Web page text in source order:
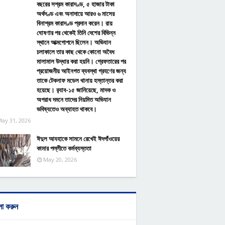
বছরের সশ্রম কারাদণ্ড, ৫ হাজার টাকা
অর্থদণ্ড এবং অনাদায়ে আরও ৬ মাসের
বিনাশ্রম কারাদণ্ড প্রদান করেন। রায়
ঘোষণার পর থেকেই তিনি দেশের বিভিন্ন
স্থানে আত্মগোপনে ছিলেন। অভিযান
চলাকালে তার কাছ থেকে কোনো অবৈধ
মালামাল উদ্ধার করা হয়নি। গ্রেফতারের পর
প্রয়োজনীয় আইনগত ব্যবস্থা গ্রহণের জন্য
তাকে টেকনাফ মডেল থানায় হস্তান্তর করা
হয়েছে। র‌্যাব-১৫ জানিয়েছে, মাদক ও
অপরাধ দমনে তাদের নিয়মিত অভিযান
ভবিষ্যতেও অব্যাহত থাকবে।
31, 2026
ঈদুল আযহাকে সামনে রেখেই ঈদগাঁওয়ের
কামার পল্লীতে কর্মব্যস্ততা
May 20, 2026
করুন